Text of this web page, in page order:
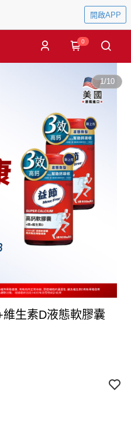
開啟APP
0
1/10
生素D液態軟膠囊